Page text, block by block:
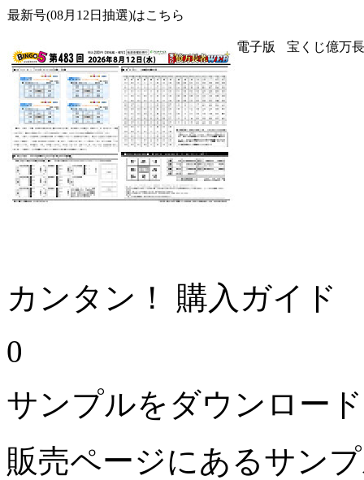
最新号(08月12日抽選)はこちら
電子版 宝くじ億万
カンタン！ 購入ガイド
0
サンプルをダウンロー
販売ページにあるサン